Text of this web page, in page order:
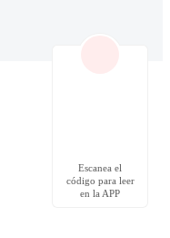
Escanea el
código para leer
en la APP